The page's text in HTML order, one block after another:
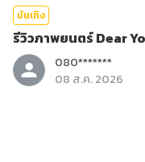
บันเทิง
รีวิวภาพยนตร์ Dear
080*******
08 ส.ค. 2026